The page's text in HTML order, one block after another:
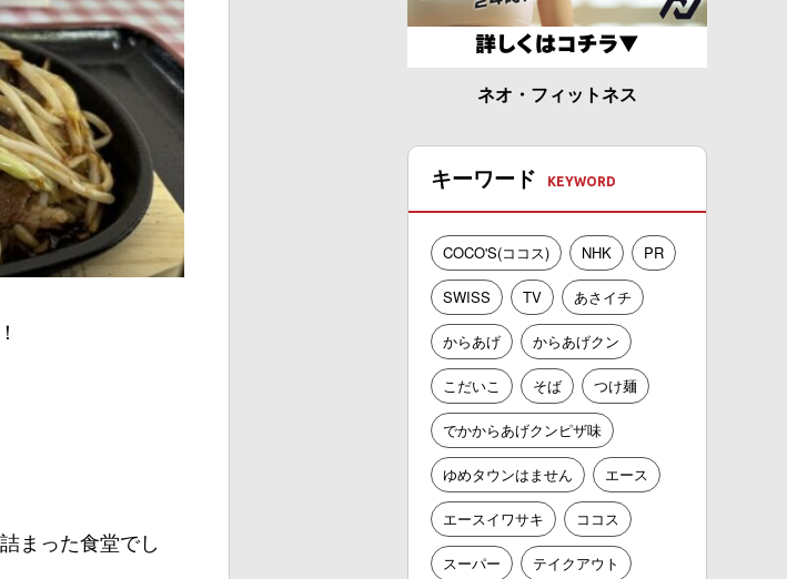
まった食堂でし
ネオ・フィットネス
キーワード
COCO'S(ココス) NHK PR
SWISS TV あさイチ
からあげ からあげクン
こだいこ そば つけ麺
でかからあげクンピザ味
ゆめタウンはません エース
エースイワサキ ココス
スーパー テイクアウト